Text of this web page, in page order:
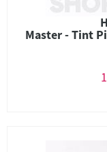
Master - Tint